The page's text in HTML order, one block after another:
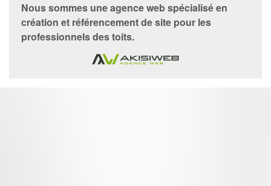
Nous sommes uneagence webspécialisé en
création et référencement de site pour les
professionnels des toits.